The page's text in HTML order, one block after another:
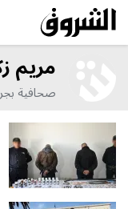
مريم
صحافية